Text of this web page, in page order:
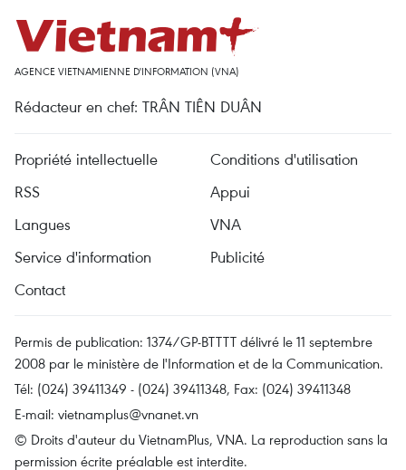
AGENCE VIETNAMIENNE D'INFORMATION (VNA)
Rédacteur en chef: TRÂN TIÊN DUÂN
Propriété intellectuelle
Conditions d'utilisation
RSS
Appui
Langues
VNA
Service d'information
Publicité
Contact
Permis de publication: 1374/GP-BTTTT délivré le 11 septembre
2008 par le ministère de l'Information et de la Communication.
Tél: (024) 39411349 - (024) 39411348, Fax: (024) 39411348
E-mail: vietnamplus@vnanet.vn
© Droits d'auteur du VietnamPlus, VNA. La reproduction sans la
permission écrite préalable est interdite.